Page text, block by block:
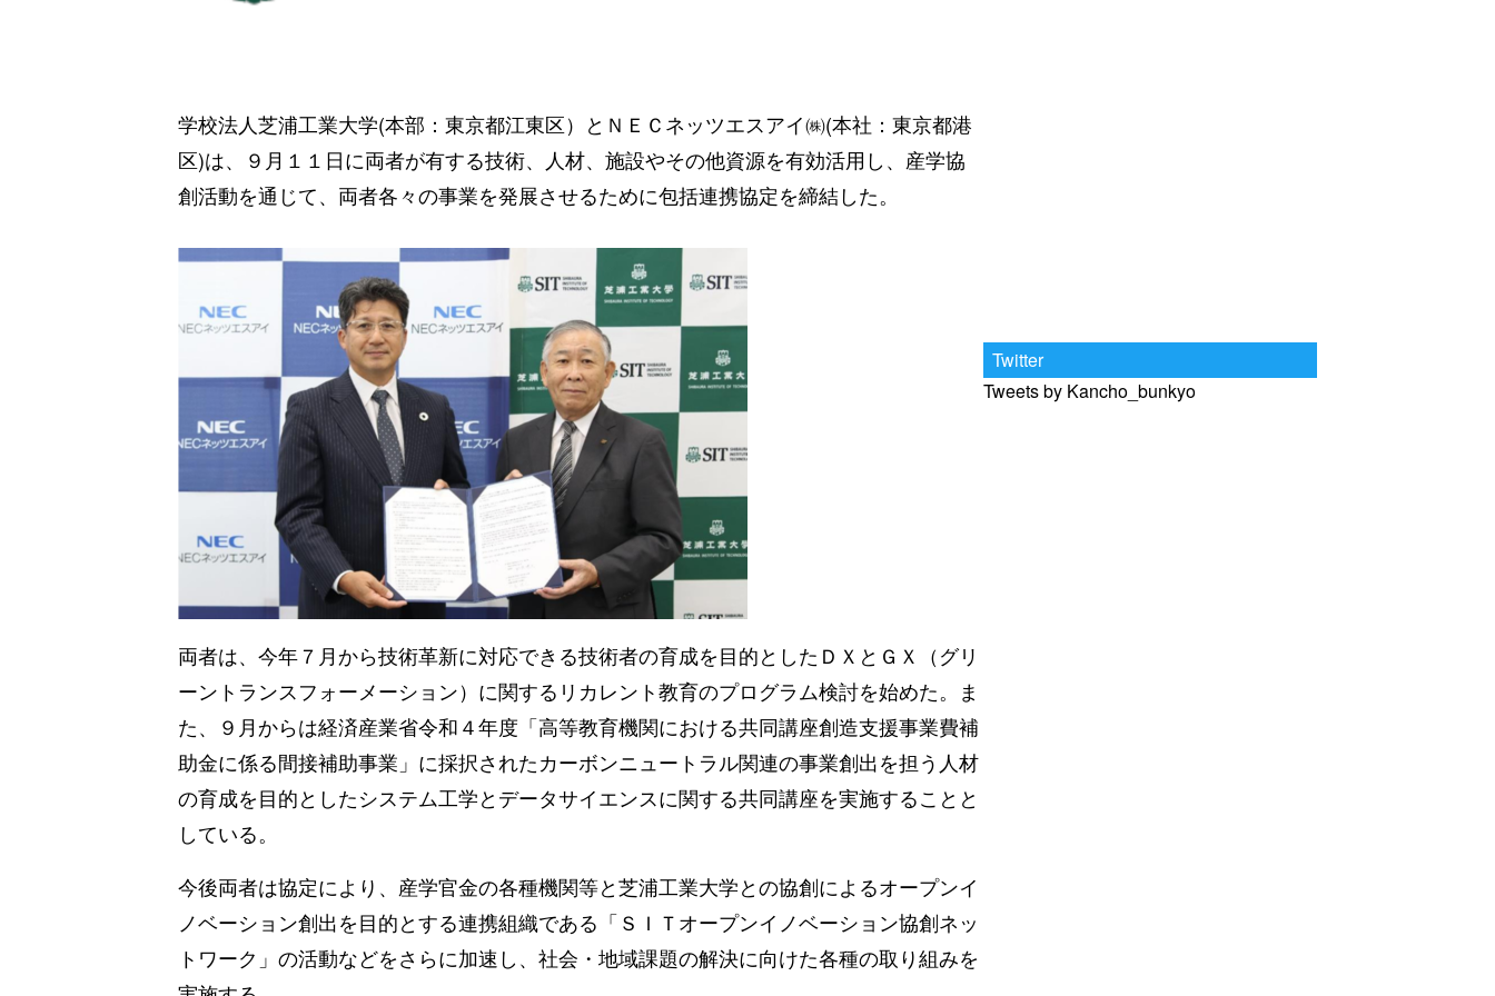
学校法人芝浦工業大学(本部：東京都江東区）とＮＥＣネッツエスアイ㈱(本社：東京都港
区)は、９月１１日に両者が有する技術、人材、施設やその他資源を有効活用し、産学協
創活動を通じて、両者各々の事業を発展させるために包括連携協定を締結した。
両者は、今年７月から技術革新に対応できる技術者の育成を目的としたＤＸとＧＸ（グリ
ーントランスフォーメーション）に関するリカレント教育のプログラム検討を始めた。ま
た、９月からは経済産業省令和４年度「高等教育機関における共同講座創造支援事業費補
助金に係る間接補助事業」に採択されたカーボンニュートラル関連の事業創出を担う人材
の育成を目的としたシステム工学とデータサイエンスに関する共同講座を実施することと
している。
今後両者は協定により、産学官金の各種機関等と芝浦工業大学との協創によるオープンイ
ノベーション創出を目的とする連携組織である「ＳＩＴオープンイノベーション協創ネッ
トワーク」の活動などをさらに加速し、社会・地域課題の解決に向けた各種の取り組みを
Twitter
Tweets by Kancho_bunkyo